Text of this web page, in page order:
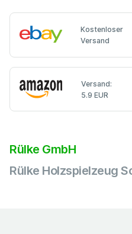
Kostenloser
Versand
Versand:
5.9 EUR
Rülke GmbH
Rülke Holzspielzeug